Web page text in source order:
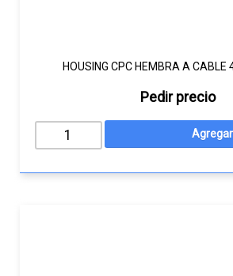
HOUSING CPC HEMBRA A
Pedir precio